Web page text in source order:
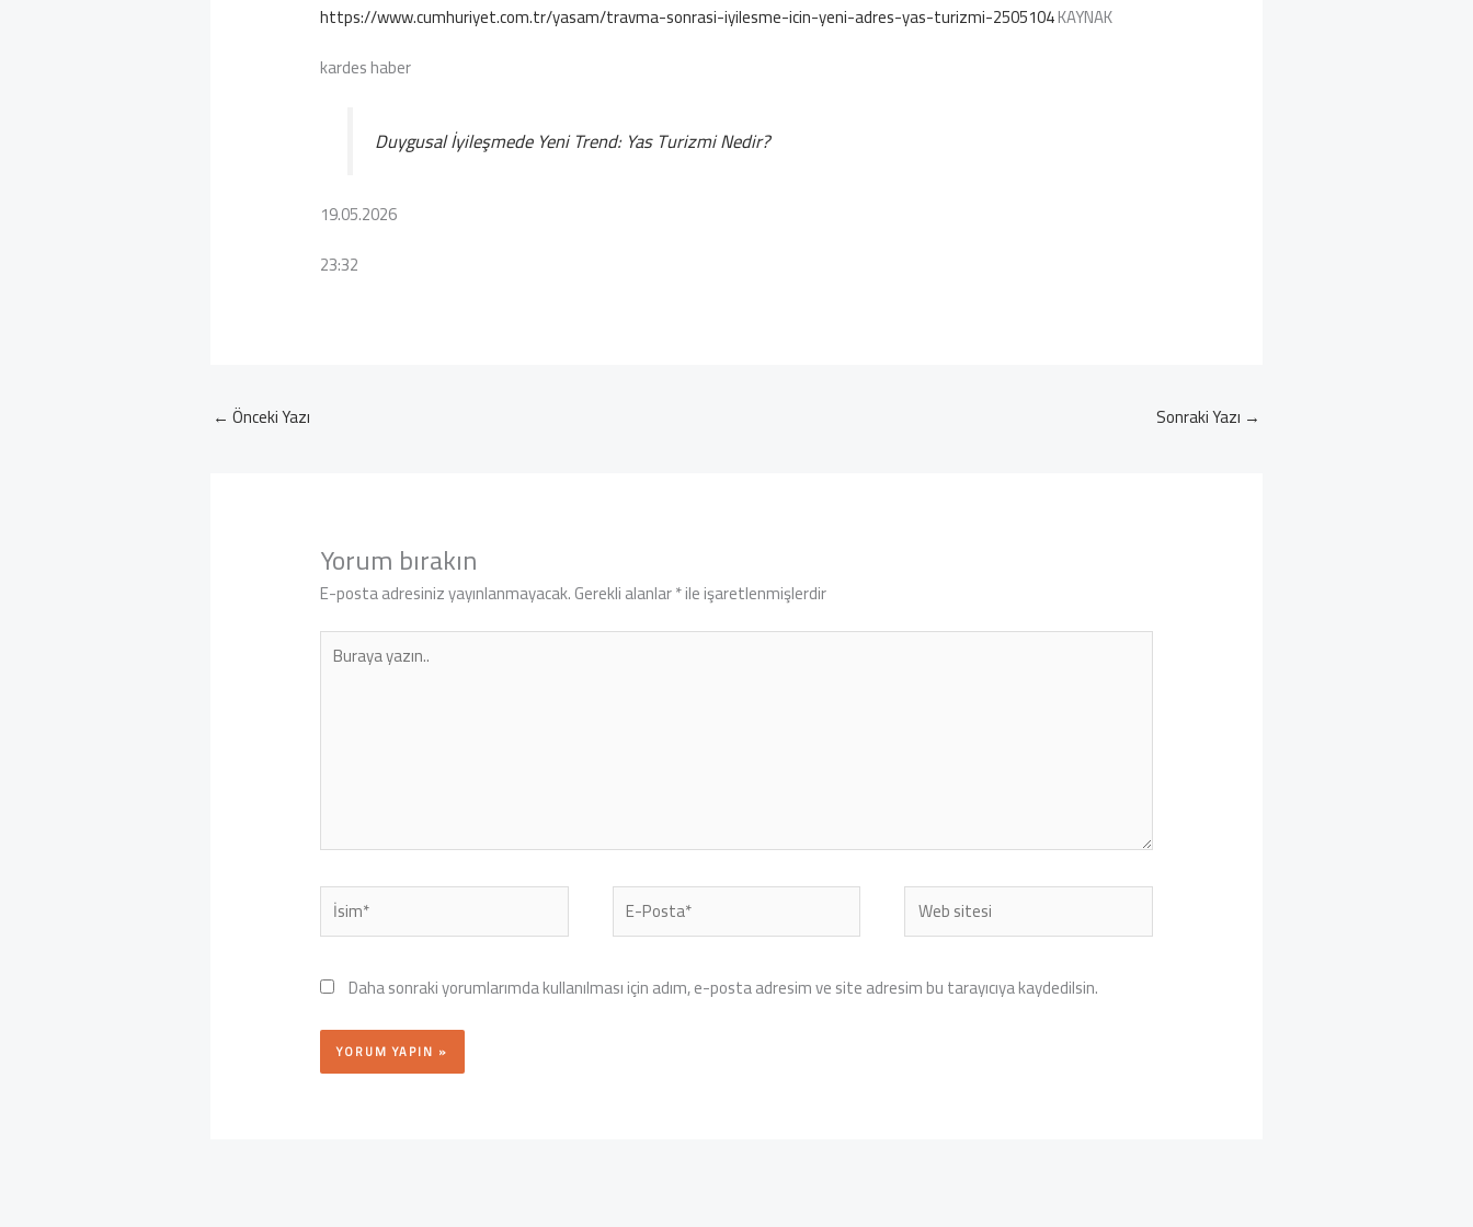
https://www.cumhuriyet.com.tr/yasam/travma-sonrasi-iyilesme-icin-yeni-adres-yas-turizmi-2505104KAYNAK
kardes haber
Duygusal İyileşmede Yeni Trend: Yas Turizmi Nedir?
19.05.2026
23:32
← Önceki Yazı Sonraki Yazı →
Yorum bırakın
E-posta adresiniz yayınlanmayacak.Gerekli alanlar*ile işaretlenmişlerdir
Buraya
yazın..
İsim* E-
Posta*
Web
sitesi
Daha sonraki yorumlarımda kullanılması için adım, e-posta adresim ve site adresim bu tarayıcıya kaydedilsin.